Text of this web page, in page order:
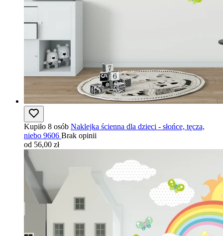
Kupiło 8 osób Naklejka ścienna dla dzieci - słońce, tęcza,
niebo 9606 Brak opinii
od 56,00 zł